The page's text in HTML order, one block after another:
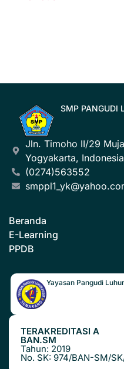
SMP PANGUDI
Jln. Timoho II/29
Yogyakarta,
(0274)563552
Beranda
E-Learning
PPDB
Yayasan Pangudi Luhur
TERAKREDITASI A
BAN.SM
Tahun: 2019
No. SK: 974/BAN-SM/